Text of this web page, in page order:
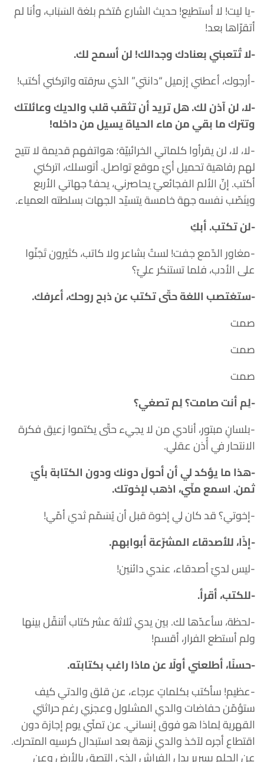
-يا ليت! لا أستطيع! حديث الشارع مُتخم بلغة السَبَاب، وأنا لم
أتقرّاها بعد!
-لا تُتعبني بعنادك وجدالك! لن أسمح لك.
-أرجوك، أعطني إزميل “دانتي” الذي سرقته واتركني أكتب!
-لا، لن آذن لك. هل تريد أن تثقب قلب والديك وعائلتك
وتترك ما بقي من ماء الحياة يسيل من داخله!
-لا، لا، لن يقرأوا كلماتي الخرائبيّة؛ هواتفهم قديمة لا تتيح
لهم رفاهية تحميل أيّ موقع تواصل. أتوسلك، اتركني
أكتب. إنّ الألم الفجائعيّ يحاصرني، يحفُّ جهاتي الأربع
وينَصّب نفسه جهة خامسة يتسيّد الجهات بسلطته العمياء.
-لن تكتب. أبكِ
-مغاور الدّمع جفت! لستُ بشاعر ولا كاتب، كثيرون تَجَنّوا
على الأدب، فلما تستنكر عليّ؟
-ستغتصب اللغة حتّى تكتب عن ذبح روحك، أعرفك.
صمت
صمت
صمت
-لِم أنت صامت؟ لِم تصغي؟
-بلسانٍ مبتور، أنادي من لا يجيء حتّى يكتموا زعيق فكرة
الانتحار في أُذن عقلي.
-هذا ما يؤكد لي أن أحولَ دونك ودون الكتابة بأيّ
ثمن. اسمع منّي، اذهب لإخوتك.
-إخوتي؟ قد كان لي إخوة قبل أن يُسَمّم ثديَ أمّي!
-إذًا، للأصدقاء المشرّعة أبوابهم.
-ليس لديّ أصدقاء، عندي دائنين!
-للكتب، أقرأ.
-لحظة، سأعدّها لك. بين يدي ثلاثة عشر كتاب أتنقّل بينها
ولم أستطع الفرار، أقسم!
-حسنًا، أطلعني أولًا عن ماذا راغب بكتابته.
-عظيم! سأكتب بكلماتٍ عرجاء، عن قلق والدتي كيف
ستؤمّن حفاضات والدي المشلول وعجزي رغم حراثتي
القهرية لِماذا هو فوق إنساني. عن تمنّي يوم إجازة دون
اقتطاع أجره لآخذ والدي نزهة بعد استبدال كرسيه المتحرك.
عن الحلم بسرير بدل الفراش الذي التصق بالأرض وعن